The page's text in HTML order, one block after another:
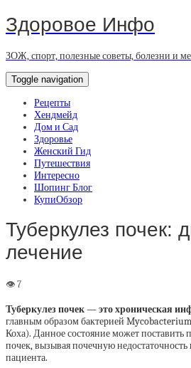
Здоровое Инфо
ЗОЖ, спорт, полезные советы, болезни и
Toggle navigation
Рецепты
Хендмейд
Дом и Сад
Здоровье
Женский Гид
Путешествия
Интересно
Шопинг Блог
КупиОбзор
Туберкулез почек:
лечение
Туберкулез почек—это хроническая
главным образом бактерией
Коха). Данное состояние может поставить
почек, вызывая почечную
пациента.